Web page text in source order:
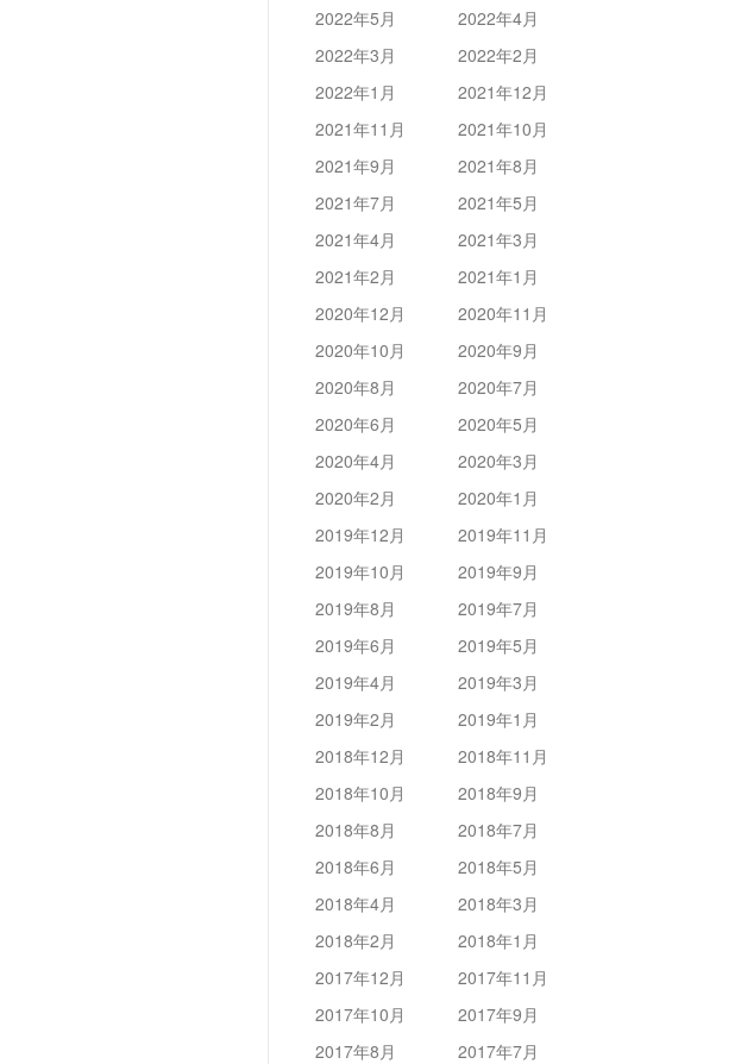
2022年5月
2022年4月
2022年3月
2022年2月
2022年1月
2021年12月
2021年11月
2021年10月
2021年9月
2021年8月
2021年7月
2021年5月
2021年4月
2021年3月
2021年2月
2021年1月
2020年12月
2020年11月
2020年10月
2020年9月
2020年8月
2020年7月
2020年6月
2020年5月
2020年4月
2020年3月
2020年2月
2020年1月
2019年12月
2019年11月
2019年10月
2019年9月
2019年8月
2019年7月
2019年6月
2019年5月
2019年4月
2019年3月
2019年2月
2019年1月
2018年12月
2018年11月
2018年10月
2018年9月
2018年8月
2018年7月
2018年6月
2018年5月
2018年4月
2018年3月
2018年2月
2018年1月
2017年12月
2017年11月
2017年10月
2017年9月
2017年8月
2017年7月